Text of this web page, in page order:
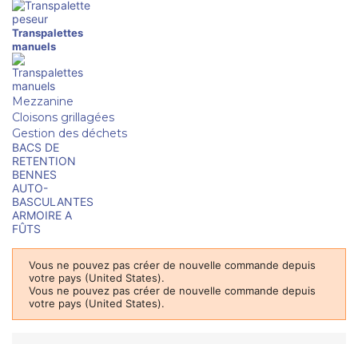
Transpalettes
manuels
Mezzanine
Cloisons grillagées
Gestion des déchets
BACS DE
RETENTION
BENNES
AUTO-
BASCULANTES
ARMOIRE A
FÛTS
Vous ne pouvez pas créer de nouvelle commande depuis
votre pays (United States).
Vous ne pouvez pas créer de nouvelle commande depuis
votre pays (United States).